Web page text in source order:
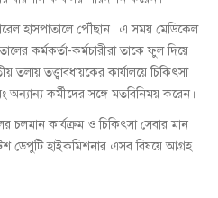
হাসপাতালে পৌঁছান। এ সময় মেডিকেল
কর্মকর্তা-কর্মচারীরা তাকে ফুল দিয়ে
তলায় তত্ত্বাবধায়কের কার্যালয়ে চিকিৎসা
অন্যান্য কর্মীদের সঙ্গে মতবিনিময় করেন।
চলমান কার্যক্রম ও চিকিৎসা সেবার মান
ডেপুটি হাইকমিশনার এসব বিষয়ে আগ্রহ